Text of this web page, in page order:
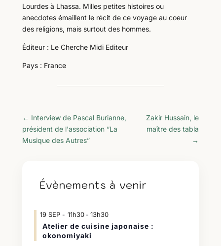
Lourdes à Lhassa. Milles petites histoires ou
anecdotes émaillent le récit de ce voyage au coeur
des religions, mais surtout des hommes.
Éditeur : Le Cherche Midi Editeur
Pays : France
← Interview de Pascal Burianne,
président de l'association “La
Musique des Autres”
Zakir Hussain, le
maître des tabla
→
Évènements à venir
19 SEP 11h30- 13h30
Atelier de cuisine japonaise :
okonomiyaki